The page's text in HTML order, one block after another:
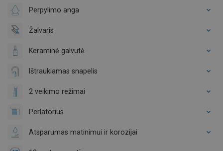
Perpylimo anga
Žalvaris
Keraminė galvutė
Ištraukiamas snapelis
2 veikimo režimai
Perlatorius
Atsparumas matinimui ir korozijai